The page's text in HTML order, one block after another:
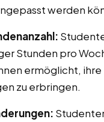
werden
Stunden pro
ermöglicht, ihre
zu erbringen.